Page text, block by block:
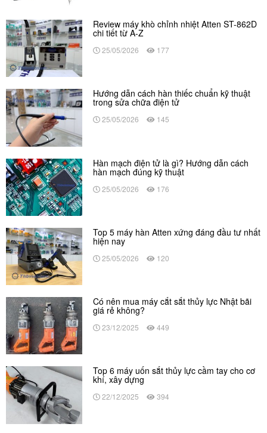
Review máy khò chỉnh nhiệt Atten ST-862D
chi tiết từ A-Z
25/05/2026 177
Hướng dẫn cách hàn thiếc chuẩn kỹ thuật
trong sửa chữa điện tử
25/05/2026 145
Hàn mạch điện tử là gì? Hướng dẫn cách
hàn mạch đúng kỹ thuật
25/05/2026 176
Top 5 máy hàn Atten xứng đáng đầu tư nhất
hiện nay
25/05/2026 120
Có nên mua máy cắt sắt thủy lực Nhật bãi
giá rẻ không?
23/12/2025 449
Top 6 máy uốn sắt thủy lực cầm tay cho cơ
khí, xây dựng
22/12/2025 394